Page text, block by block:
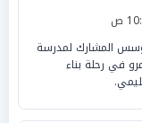
المشارك لمدرسة
في رحلة بناء